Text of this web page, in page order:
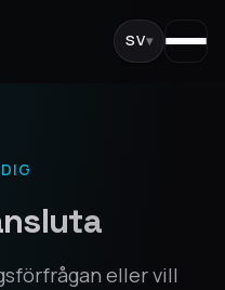
SV▾
eller vill